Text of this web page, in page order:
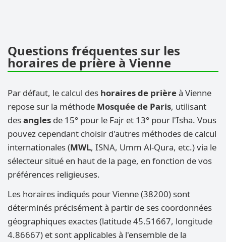
Questions fréquentes sur les
horaires de prière à Vienne
Par défaut, le calcul des horaires de prièreà Vienne
repose sur la méthode Mosquée de Paris, utilisant
desangles de 15° pour le Fajr et 13° pour l'Isha. Vous
pouvez cependant choisir d'autres méthodes de calcul
internationales (MWL, ISNA, Umm Al-Qura, etc.) via le
sélecteur situé en haut de la page, en fonction de vos
préférences religieuses.
Les horaires indiqués pour Vienne (38200) sont
déterminés précisément à partir de ses coordonnées
géographiques exactes (latitude 45.51667, longitude
4.86667) et sont applicables à l'ensemble de la